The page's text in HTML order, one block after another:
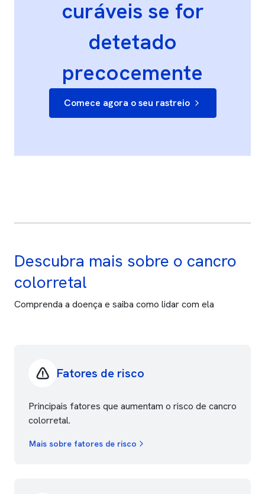
curáveis se for
detetado
precocemente
Comece agora o seu rastreio
Descubra mais sobre o cancro
colorretal
Comprenda a doença e saiba como lidar com ela
Fatores de risco
Principais fatores que aumentam o risco de cancro
colorretal.
Mais sobre fatores de risco